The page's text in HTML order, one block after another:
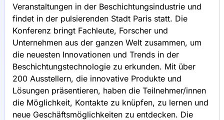
Veranstaltungen in der Beschichtungsindustrie und
findet in der pulsierenden Stadt Paris statt. Die
Konferenz bringt Fachleute, Forscher und
Unternehmen aus der ganzen Welt zusammen, um
die neuesten Innovationen und Trends in der
Beschichtungstechnologie zu erkunden. Mit über
200 Ausstellern, die innovative Produkte und
Lösungen präsentieren, haben die Teilnehmer/innen
die Möglichkeit, Kontakte zu knüpfen, zu lernen und
neue Geschäftsmöglichkeiten zu entdecken. Die